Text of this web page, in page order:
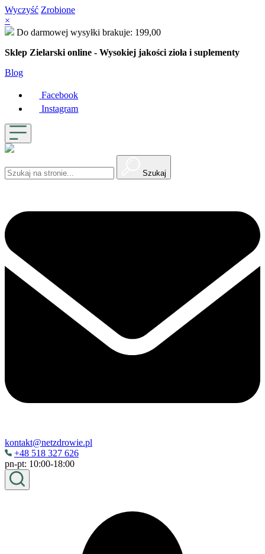
Wyczyść Zrobione
×
Do darmowej wysyłki brakuje: 199,00
Sklep Zielarski online - Wysokiej jakości zioła i suplementy
Blog
Facebook
Instagram
Szukaj
kontakt@netzdrowie.pl
+48 518 327 626
pn-pt: 10:00-18:00